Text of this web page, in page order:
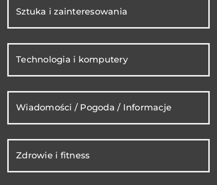
Sztuka i zainteresowania
Technologia i komputery
Wiadomości / Pogoda / Informacje
Zdrowie i fitness